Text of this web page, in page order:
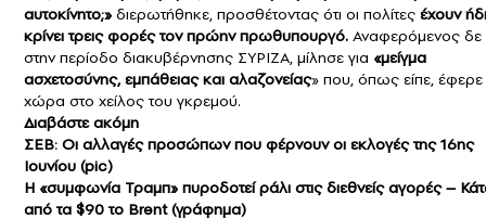
αυτοκίνητο;» διερωτήθηκε, προσθέτοντας ότι οι πολίτες έχουν
κρίνει τρεις φορές τον πρώην πρωθυπουργό. Αναφερόμενος δε
στην περίοδο διακυβέρνησης ΣΥΡΙΖΑ, μίλησε για «μείγμα
ασχετοσύνης, εμπάθειας και αλαζονείας» που, όπως είπε, έφερε
χώρα στο χείλος του γκρεμού.
Διαβάστε ακόμη
ΣΕΒ: Οι αλλαγές προσώπων που φέρνουν οι εκλογές της 16ης
Ιουνίου (pic)
Η «συμφωνία Τραμπ» πυροδοτεί ράλι στις διεθνείς αγορές –
από τα $90 το Brent (γράφημα)